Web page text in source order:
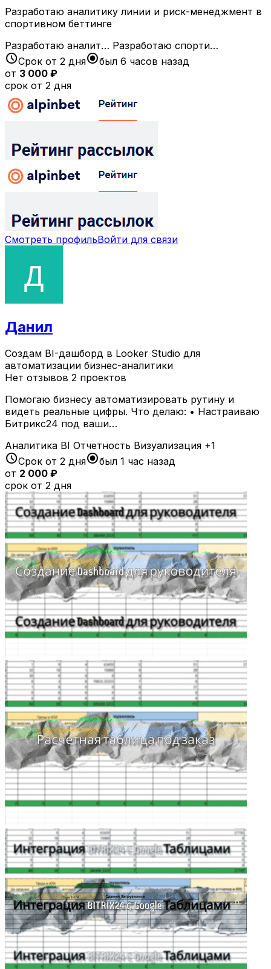
Разработаю аналитику линии и риск-менеджмент в
спортивном беттинге
Разработаю аналит… Разработаю спорти…
scheduleСрок от 2 дняradio_button_checkedбыл 6 часов назад
от 3 000 ₽
срок от 2 дня
Смотреть профильВойти для связи
Данил
Создам BI-дашборд в Looker Studio для
автоматизации бизнес-аналитики
Нет отзывов 2 проектов
Помогаю бизнесу автоматизировать рутину и
видеть реальные цифры. Что делаю: • Настраиваю
Битрикс24 под ваши…
Аналитика BI Отчетность Визуализация +1
scheduleСрок от 2 дняradio_button_checkedбыл 1 час назад
от 2 000 ₽
срок от 2 дня